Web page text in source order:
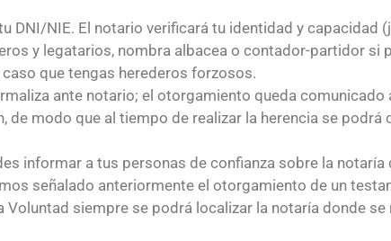
DNI/NIE. El notario verificará tu identidad y capacidad
y legatarios, nombra albacea o contador-partidor si
que tengas herederos forzosos.
ante notario; el otorgamiento queda comunicado
de modo que al tiempo de realizar la herencia se podrá
informar a tus personas de confianza sobre la
señalado anteriormente el otorgamiento de un
Voluntad siempre se podrá localizar la notaría donde